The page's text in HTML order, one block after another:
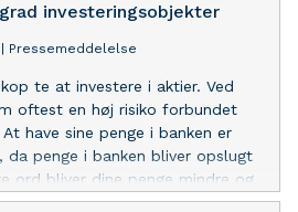
til et bredere publikum - sociale
kaldet SoMe er
en eller anden form for social
derfor tilpasse deres
i forhold til kommende
for at vise deres aktualitet?
vil undersøge spørgsmålet
investeringsobjekter
| Pressemeddelelse
te at investere i aktier. Ved
oftest en høj risiko forbundet
have sine penge i banken er
da penge i banken bliver opslugt
ord bliver dine penge mindre og
i banken. Der er heldigvis